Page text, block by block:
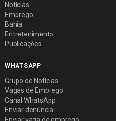
Notícias
Emprego
Bahia
Entretenimento
Publicações
WHATSAPP
Grupo de Notícias
Vagas de Emprego
Canal WhatsApp
Enviar denúncia